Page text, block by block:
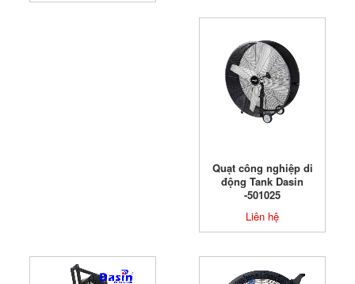
Quạt công nghiệp di
động Tank Dasin
-501025
Liên hệ